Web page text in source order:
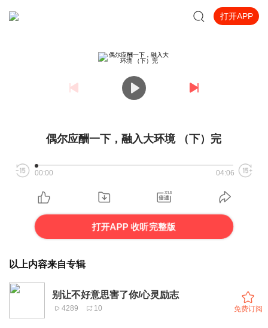
打开APP
偶尔应酬一下，融入大环境 （下）完
00:00 04:06
打开APP 收听完整版
以上内容来自专辑
别让不好意思害了你/心灵励志
4289 10 免费订阅